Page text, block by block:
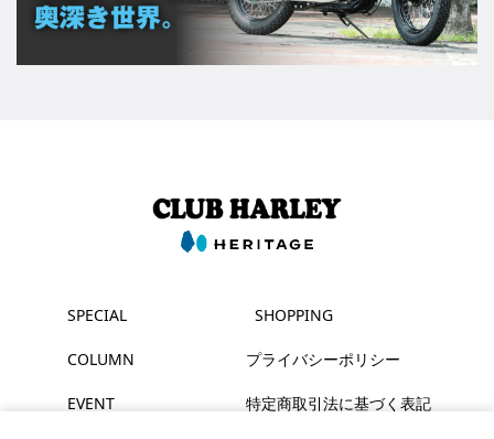
SPECIAL
COLUMN
EVENT
SHOPPING
プライバシーポリシー
特定商取引法に基づく表記